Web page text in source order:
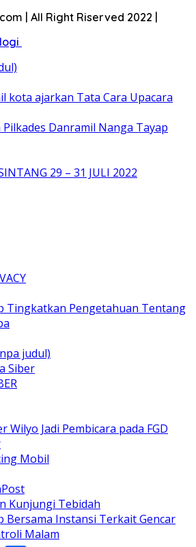
| All Right Riserved 2022 |
kota ajarkan Tata Cara Upacara
Pilkades Danramil Nanga Tayap
29 – 31 JULI 2022
Tingkatkan Pengetahuan Tentang
judul)
Siber
Wilyo Jadi Pembicara pada FGD
Mobil
Kunjungi Tebidah
Bersama Instansi Terkait Gencar
Malam